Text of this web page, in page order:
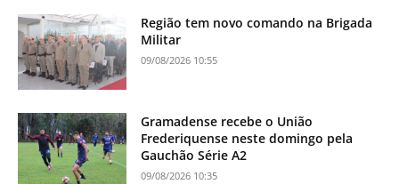
Região tem novo comando na Brigada
Militar
09/08/2026 10:55
Gramadense recebe o União
Frederiquense neste domingo pela
Gauchão Série A2
09/08/2026 10:35